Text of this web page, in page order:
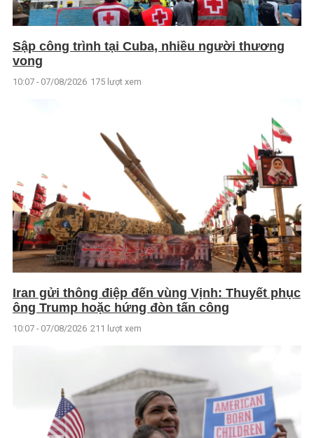
Sập công trình tại Cuba, nhiều người thương
vong
10:07 - 07/08/2026 175 lượt xem
Iran gửi thông điệp đến vùng Vịnh: Thuyết phục
ông Trump hoặc hứng đòn tấn công
10:07 - 07/08/2026 211 lượt xem